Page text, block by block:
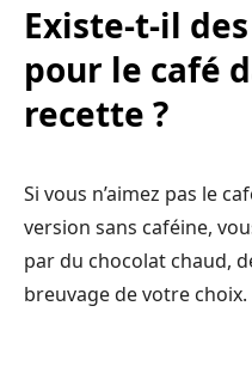
Existe-t-il
pour le café
recette ?
Si vous n’aimez pas le
version sans caféine,
par du chocolat chaud,
breuvage de votre choix.